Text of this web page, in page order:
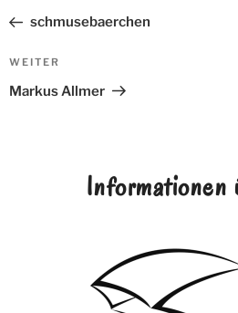
Navigation
Beitrag
schmusebaerchen
Nächster
Beitrag
WEITER
Markus Allmer
Informationen